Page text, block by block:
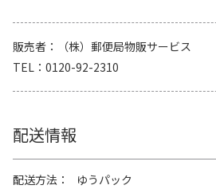
販売者
（株）郵便局物販サービス
TEL
0120-92-2310
配送情報
配送方法
ゆうパック